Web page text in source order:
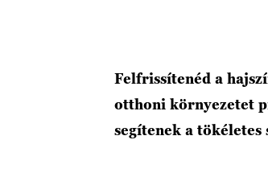
Felfrissítenéd a
otthoni környezetet
segítenek a tökéletes